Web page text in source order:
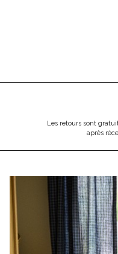
Les retours sont
après